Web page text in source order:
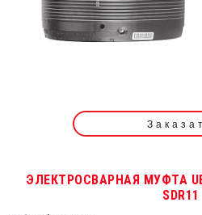
ЭЛЕКТРОСВАРНАЯ МУФТА UB
SDR11